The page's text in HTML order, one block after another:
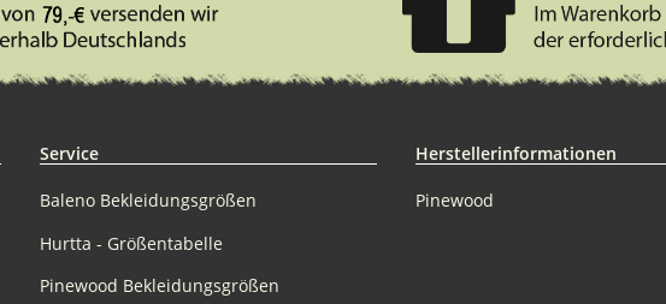
Service
Baleno Bekleidungsgrößen
Hurtta - Größentabelle
Pinewood Bekleidungsgrößen
Herstellerinformationen
Pinewood